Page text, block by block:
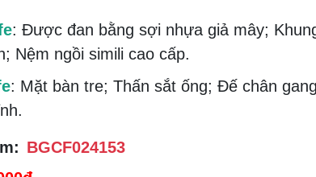
: Được đan bằng sợi nhựa giả mây;
Nệm ngồi simili cao cấp.
: Mặt bàn tre; Thấn sắt ống; Đế chân
BGCF024153